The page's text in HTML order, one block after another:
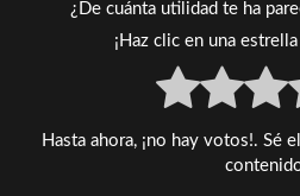
¿De cuánta utilidad te ha
¡Haz clic en una
Hasta ahora, ¡no hay votos!. Sé